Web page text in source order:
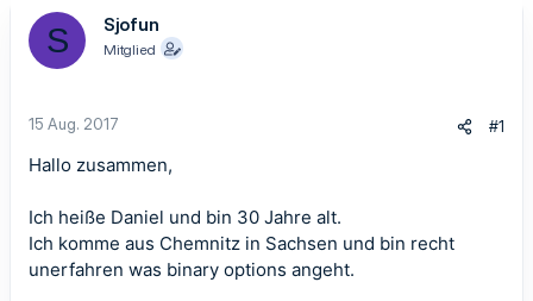
S Sjofun
Mitglied
15 Aug. 2017 #1
Hallo zusammen,
Ich heiße Daniel und bin 30 Jahre alt.
Ich komme aus Chemnitz in Sachsen und bin recht
unerfahren was binary options angeht.